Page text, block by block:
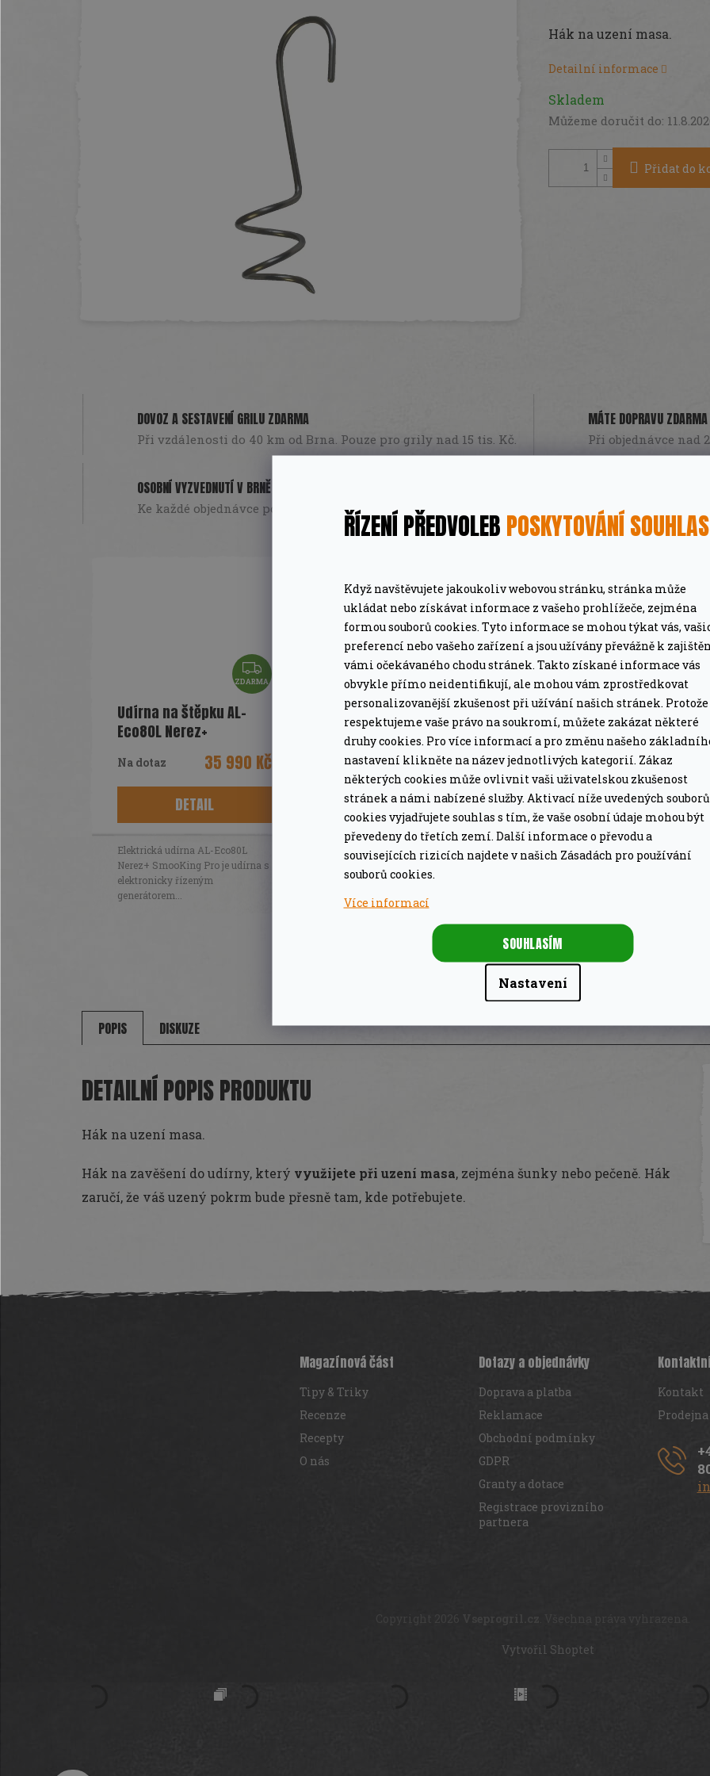
ŘÍZENÍ PŘEDVOLEB POSKYTOVÁNÍ
Když navštěvujete jakoukoliv webovou stránku, stránka může
ukládat nebo získávat informace z vašeho prohlížeče, zejména
formou souborů cookies. Tyto informace se mohou týkat vás,
preferencí nebo vašeho zařízení a jsou užívány převážně k
vámi očekávaného chodu stránek. Takto získané informace vás
obvykle přímo neidentifikují, ale mohou vám zprostředkovat
personalizovanější zkušenost při užívání našich stránek. Protože
respektujeme vaše právo na soukromí, můžete zakázat některé
druhy cookies. Pro více informací a pro změnu našeho
nastavení klikněte na název jednotlivých kategorií. Zákaz
některých cookies může ovlivnit vaši uživatelskou zkušenost
stránek a námi nabízené služby. Aktivací níže uvedených souborů
cookies vyjadřujete souhlas s tím, že vaše osobní údaje mohou být
převedeny do třetích zemí. Další informace o převodu a
souvisejících rizicích najdete v našich Zásadách pro používání
souborů cookies.
Více informací
Nastavení
SOUHLASÍM
cena:
Skladem
Můžeme doručit do:
Přidat do
Hák na uzení masa.
Detailní informace
DOVOZ A SESTAVENÍ GRILU ZDARMA
Při vzdálenosti do 40 km od Brna. Pouze pro grily nad 15 tis. Kč.
MÁTE DOPRAVU ZDARMA
Při objednávce nad
OSOBNÍ VYZVEDNUTÍ V BRNĚ
Ke každé objednávce poukázka na další nákup jako dárek Poradíme online i
Z
D
A
ZDARMA
Udírna na štěpku AL-
Eco80L Nerez+
Na dotaz 35 990 Kč
DETAIL
Elektrická udírna AL-Eco80L
Nerez+ SmooKing Pro je udírna s
elektronicky řízeným
generátorem...
POPIS DISKUZE
DETAILNÍ POPIS PRODUKTU
Hák na uzení masa.
Hák na zavěšení do udírny, který využijete při uzení masa, zejména šunky nebo pečeně. Hák
zaručí, že váš uzený pokrm bude přesně tam, kde potřebujete.
Magazínová část
Tipy & Triky
Recenze
Recepty
O nás
Dotazy a objednávky
Doprava a platba
Reklamace
Obchodní podmínky
GDPR
Granty a dotace
Registrace provizního
partnera
Kontakt
Vytvořil Shoptet